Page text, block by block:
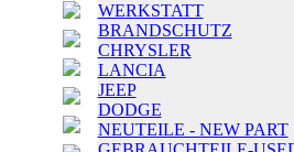
WERKSTATT
BRANDSCHUTZ
CHRYSLER
LANCIA
JEEP
DODGE
NEUTEILE - NEW PART